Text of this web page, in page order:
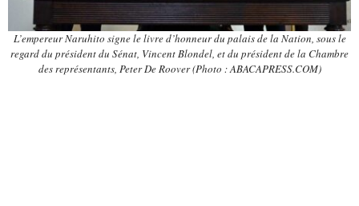
L’empereur Naruhito signe le livre d’honneur du palais de la Nation, sous le
regard du président du Sénat, Vincent Blondel, et du président de la Chambre
des représentants, Peter De Roover (Photo : ABACAPRESS.COM)